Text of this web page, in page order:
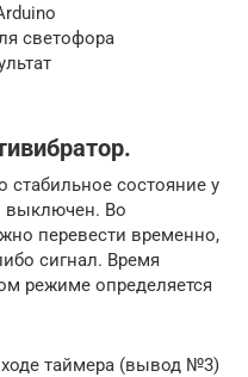
светофора
стабильное состояние у
выключен. Во
перевести временно,
сигнал. Время
режиме определяется
таймера (вывод №3)